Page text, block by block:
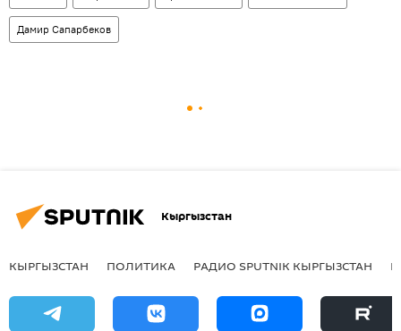
Дамир Сапарбеков
Кыргызстан
КЫРГЫЗСТАН ПОЛИТИКА РАДИО SPUTNIK КЫРГЫЗСТАН